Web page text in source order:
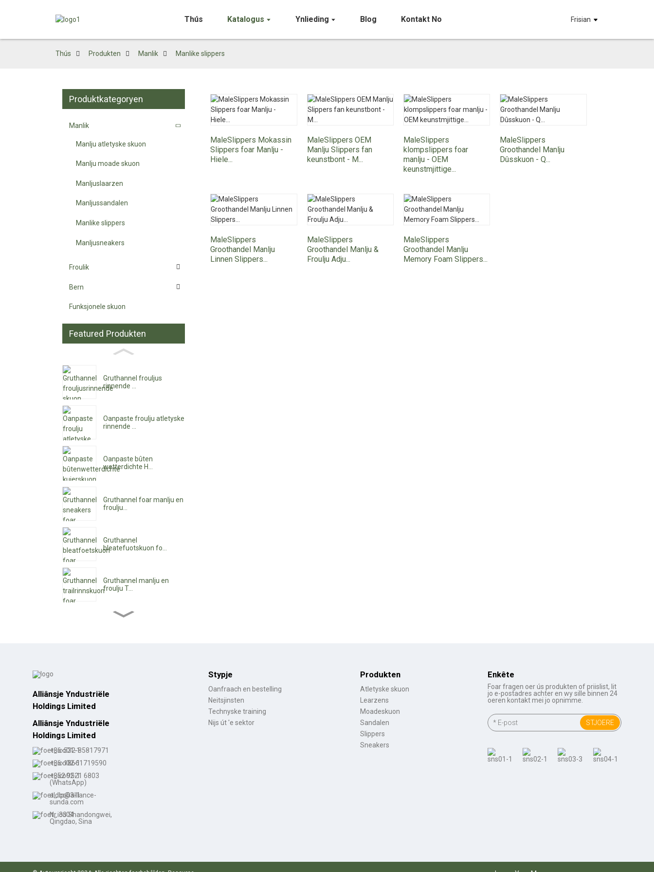
Thús Katalogus Ynlieding Blog Kontakt No Frisian
Thús Produkten Manlik Manlike slippers
Produktkategoryen
Manlik
Manlju atletyske skuon
Manlju moade skuon
Manljuslaarzen
Manljussandalen
Manlike slippers
Manljusneakers
Froulik
Bern
Funksjonele skuon
Featured Produkten
Gruthannel frouljus
rinnende ...
Oanpaste froulju atletyske
rinnende ...
Oanpaste bûten
wetterdichte H...
Gruthannel foar manlju en
froulju...
Gruthannel
bleatefuotskuon fo...
Gruthannel manlju en
froulju T...
puntige teannen foar
froulju...
MaleSlippers Mokassin
Slippers foar Manlju -
Hiele...
MaleSlippers OEM
Manlju Slippers fan
keunstbont - M...
MaleSlippers
klompslippers foar
manlju - OEM
keunstmjittige...
MaleSlippers
Groothandel Manlju
Dûsskuon - Q...
MaleSlippers
Groothandel Manlju
Linnen Slippers...
MaleSlippers
Groothandel Manlju &
Froulju Adju...
MaleSlippers
Groothandel Manlju
Memory Foam Slippers...
Alliânsje Yndustriële
Holdings Limited
Alliânsje Yndustriële
Holdings Limited
+86-532-85817971
+86-18661719590
+852 9521 6803
(WhatsApp)
aldlp@alliance-
sunda.com
Nr. 33 Shandongwei,
Qingdao, Sina
Stypje
Oanfraach en bestelling
Neitsjinsten
Technyske training
Nijs út 'e sektor
Produkten
Atletyske skuon
Learzens
Moadeskuon
Sandalen
Slippers
Sneakers
Enkête
Foar fragen oer ús produkten of priislist, lit
jo e-postadres achter en wy sille binnen 24
oeren kontakt mei jo opnimme.
STJOERE